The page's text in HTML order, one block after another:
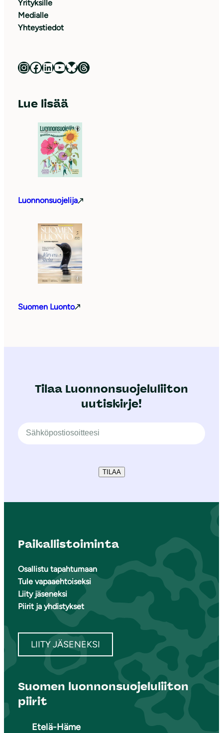
Yrityksille
Medialle
Yhteystiedot
Luonnonsuojeluliitto Instagramissa Luonnonsuojeluliitto Facebookissa Luonnonsuojeluliitto LinkedInissä Luonnonsuojeluliiton YouTube-kanava Luonnonsuojeluliitto Blueskyssa Luonnonsuojeluliitto Threadsissa
Lue lisää
Luonnonsuojelija
Suomen Luonto
Tilaa Luonnonsuojeluliiton
uutiskirje!
TILAA
Paikallistoiminta
Osallistu tapahtumaan
Tule vapaaehtoiseksi
Liity jäseneksi
Piirit ja yhdistykset
LIITY JÄSENEKSI
Suomen luonnonsuojeluliiton
piirit
Etelä-Häme